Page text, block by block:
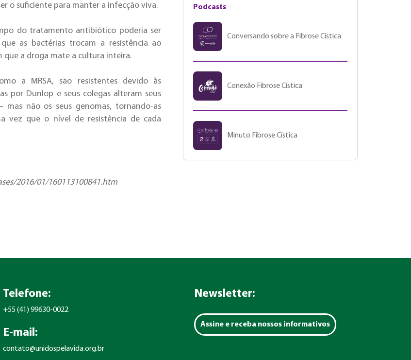
o suficiente para manter a infecção viva.
do tratamento antibiótico poderia ser
as bactérias trocam a resistência ao
a droga mate a cultura inteira.
a MRSA, são resistentes devido às
por Dunlop e seus colegas alteram seus
não os seus genomas, tornando-as
vez que o nível de resistência de cada
2016/01/160113100841.htm
Podcasts
Conversando sobre a Fibrose Cística
Conexão Fibrose Cística
Minuto Fibrose Cística
Telefone:
+55 (41) 99630-0022
E-mail:
contato@unidospelavida.org.br
Newsletter:
Assine e receba nossos informativos